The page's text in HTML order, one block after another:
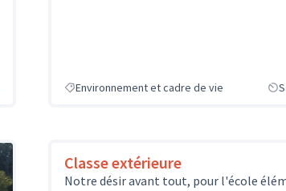
Environnement et cadre de vie
Classe extérieure
Notre désir avant tout, pour l'école